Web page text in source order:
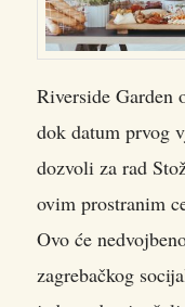
Riverside Garden
dok datum prvog
dozvoli za rad
ovim prostranim
Ovo će
zagrebačkog